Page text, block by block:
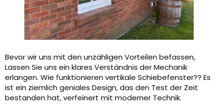
Bevor wir uns mit den unzähligen Vorteilen befassen,
Lassen Sie uns ein klares Verständnis der Mechanik
erlangen. Wie funktionieren vertikale Schiebefenster?? Es
ist ein ziemlich geniales Design, das den Test der Zeit
bestanden hat, verfeinert mit moderner Technik.